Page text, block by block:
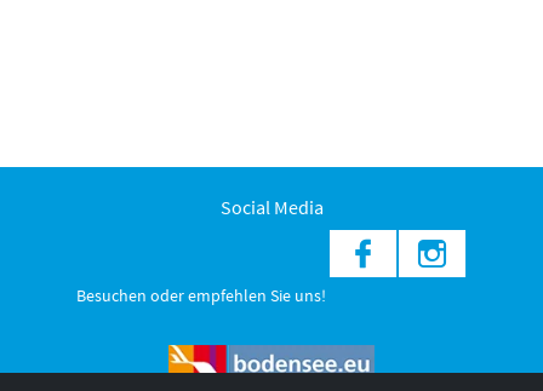
Social Media
Besuchen oder empfehlen Sie uns!